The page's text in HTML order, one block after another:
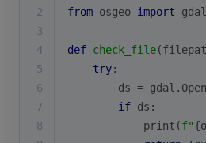
2
from osgeo import gdal
3
4
def check_file(
5
try:
6
ds =
7
if ds:
8
print (f"